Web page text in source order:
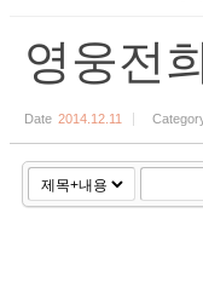
영웅전
Date 2014.12.11